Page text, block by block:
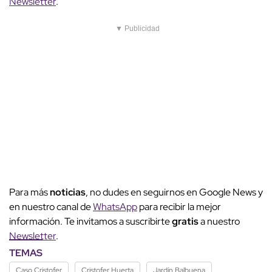
▼ Publicidad
Para másnoticias, no dudes en seguirnos en Google News y
en nuestro canal deWhatsApppara recibir la mejor
información. Te invitamos a suscribirtegratisa nuestro
Newsletter.
TEMAS